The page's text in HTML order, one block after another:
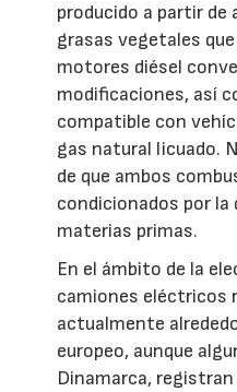
producido a partir de
grasas vegetales
motores diésel
modificaciones, así
compatible con
gas natural licuado.
de que ambos
condicionados por la
materias primas.
En el ámbito de la
camiones eléctricos
actualmente
europeo, aunque
Dinamarca,